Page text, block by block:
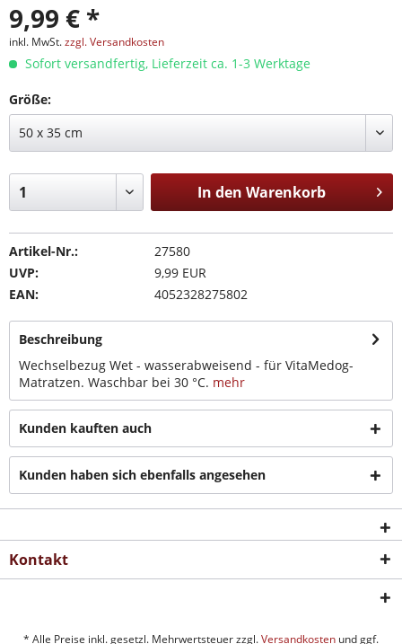
9,99 € *
inkl. MwSt.zzgl. Versandkosten
Sofort versandfertig, Lieferzeit ca. 1-3 Werktage
Größe:
In den Warenkorb
Artikel-Nr.:
27580
UVP:
9,99 EUR
EAN:
4052328275802
Beschreibung
Wechselbezug Wet - wasserabweisend - für VitaMedog-
Matratzen. Waschbar bei 30 °C. mehr
Kunden kauften auch
Kunden haben sich ebenfalls angesehen
Kontakt
* Alle Preise inkl. gesetzl. Mehrwertsteuer zzgl.Versandkosten und ggf.